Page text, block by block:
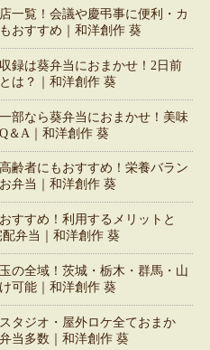
一覧！会議や慶弔事に便利・カ
おすすめ｜和洋創作 葵
録は葵弁当におまかせ！2日前
は？｜和洋創作 葵
部なら葵弁当におまかせ！美味
＆A｜和洋創作 葵
齢者にもおすすめ！栄養バラン
弁当｜和洋創作 葵
すすめ！利用するメリットと
弁当｜和洋創作 葵
の全域！茨城・栃木・群馬・山
可能｜和洋創作 葵
タジオ・屋外ロケ全ておまか
当多数｜和洋創作 葵